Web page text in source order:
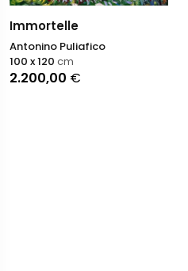
Immortelle
Antonino Puliafico
2.200,00 €
100 x 120 cm